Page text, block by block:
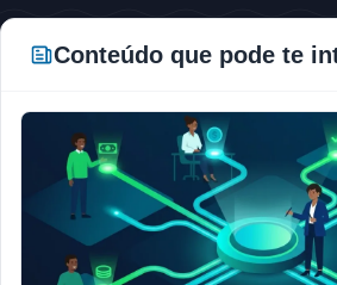
Conteúdo que pode te